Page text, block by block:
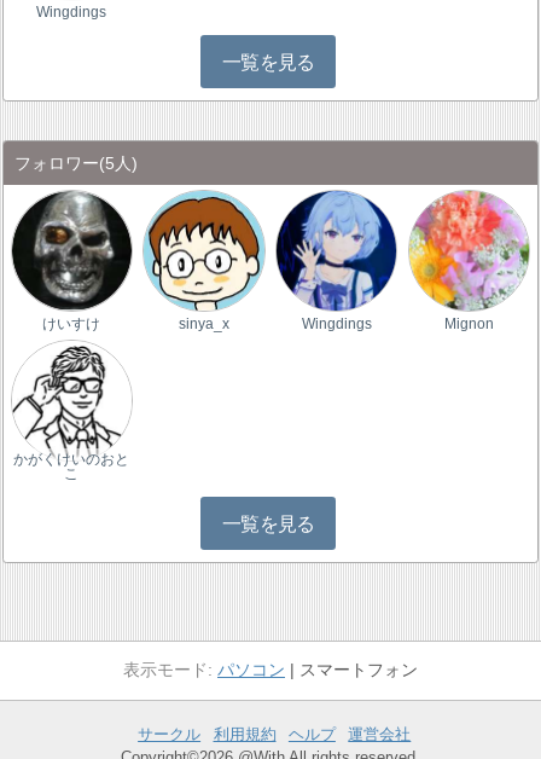
Wingdings
一覧を見る
フォロワー(5人)
けいすけ sinya_x Wingdings Mignon
かがくけいのおと
こ
一覧を見る
パソコン スマートフォン
サークル 利用規約 ヘルプ
運営会社